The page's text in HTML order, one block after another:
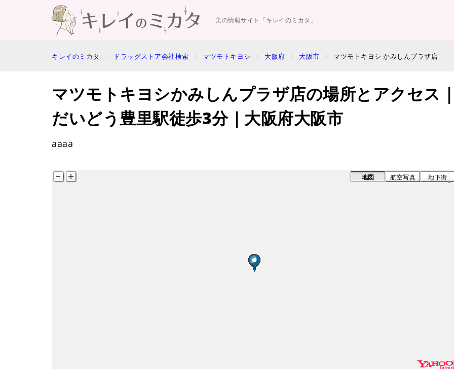
美の情報サイト「キレイのミカタ」
キレイのミカタ ドラッグストア会社検索 マツモトキヨシ 大阪府 大阪市 マツモトキヨシ かみしんプラザ店
マツモトキヨシかみしんプラザ店の場所とアクセス
だいどう豊里駅徒歩3分｜大阪府大阪市
aaaa
地図 航空写真 地下街